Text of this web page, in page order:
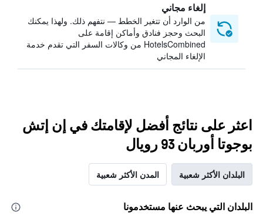
إلغاء مجاني
من الوارد أن تتغير الخطط — نتفهم ذلك. ولهذا يمكنك
البحث وحجز فنادق وأماكن إقامة على
HotelsCombined من وكالات السفر التي تقدم خدمة
الإلغاء المجاني
اعثر على نتائج أفضل لإقامتك في إن إتش
بوجوتا أوربان 93 رويال
البلدان الأكثر شعبية المدن الأكثر شعبية
البلدان التي يبحث عنها مستخدمونا